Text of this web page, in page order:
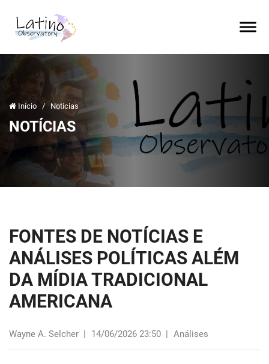
Início / Notícias
NOTÍCIAS
FONTES DE NOTÍCIAS E
ANÁLISES POLÍTICAS ALÉM
DA MÍDIA TRADICIONAL
AMERICANA
Wayne A. Selcher | 14/06/2026 23:50 | Análises